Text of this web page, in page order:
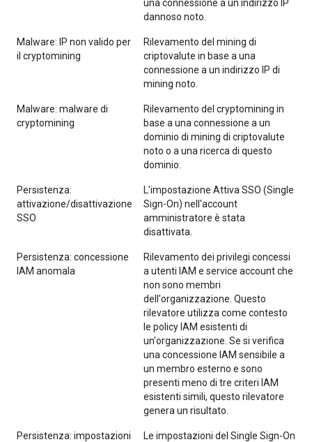
una connessione a un indirizzo IP
dannoso noto.
Malware: IP non valido per
il cryptomining
Rilevamento del mining di
criptovalute in base a una
connessione a un indirizzo IP di
mining noto.
Malware: malware di
cryptomining
Rilevamento del cryptomining in
base a una connessione a un
dominio di mining di criptovalute
noto o a una ricerca di questo
dominio.
Persistenza:
attivazione/disattivazione
SSO
L'impostazione Attiva SSO (Single
Sign-On) nell'account
amministratore è stata
disattivata.
Persistenza: concessione
IAM anomala
Rilevamento dei privilegi concessi
a utenti IAM e service account che
non sono membri
dell'organizzazione. Questo
rilevatore utilizza come contesto
le policy IAM esistenti di
un'organizzazione. Se si verifica
una concessione IAM sensibile a
un membro esterno e sono
presenti meno di tre criteri IAM
esistenti simili, questo rilevatore
genera un risultato.
Persistenza: impostazioni
Le impostazioni del Single Sign-On